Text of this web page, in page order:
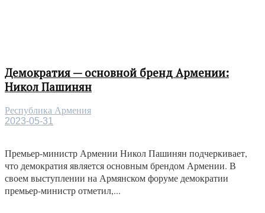
Демократия — основной бренд Армении:
Никол Пашинян
Республика Армения
2023-05-31
Премьер-министр Армении Никол Пашинян подчеркивает,
что демократия является основным брендом Армении. В
своем выступлении на Армянском форуме демократии
премьер-министр отметил,...